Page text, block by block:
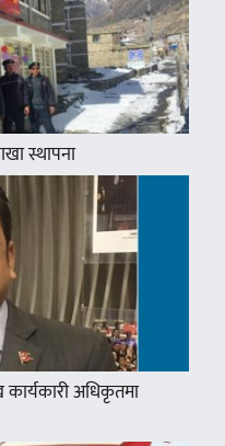
स्थापना
अधिकृतमा